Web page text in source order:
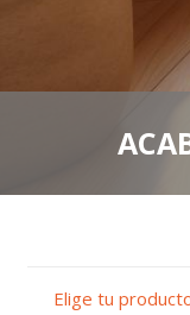
Elige tu